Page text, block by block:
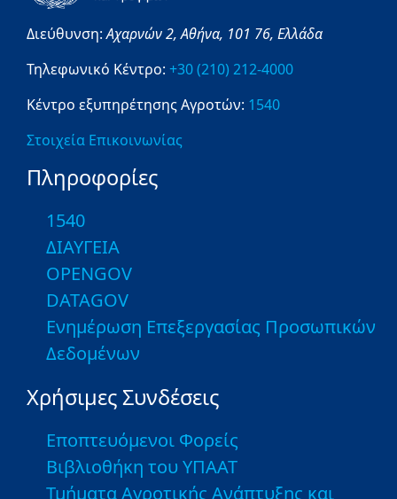
Διεύθυνση:Αχαρνών 2,Αθήνα, 101 76, Ελλάδα
Τηλεφωνικό Κέντρο: +30 (210) 212-4000
Κέντρο εξυπηρέτησης Αγροτών: 1540
Στοιχεία Επικοινωνίας
Πληροφορίες
1540
ΔΙΑΥΓΕΙΑ
OPENGOV
DATAGOV
Ενημέρωση Επεξεργασίας Προσωπικών
Δεδομένων
Χρήσιμες Συνδέσεις
Εποπτευόμενοι Φορείς
Βιβλιοθήκη του ΥΠΑΑΤ
Τμήματα Αγροτικής Ανάπτυξης και